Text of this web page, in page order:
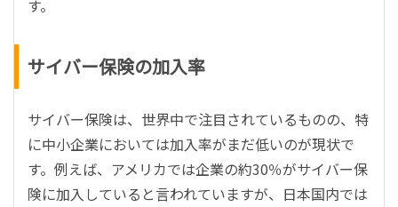
す。
サイバー保険の加入率
サイバー保険は、世界中で注目されているものの、特
に中小企業においては加入率がまだ低いのが現状で
す。例えば、アメリカでは企業の約30％がサイバー保
険に加入していると言われていますが、日本国内では